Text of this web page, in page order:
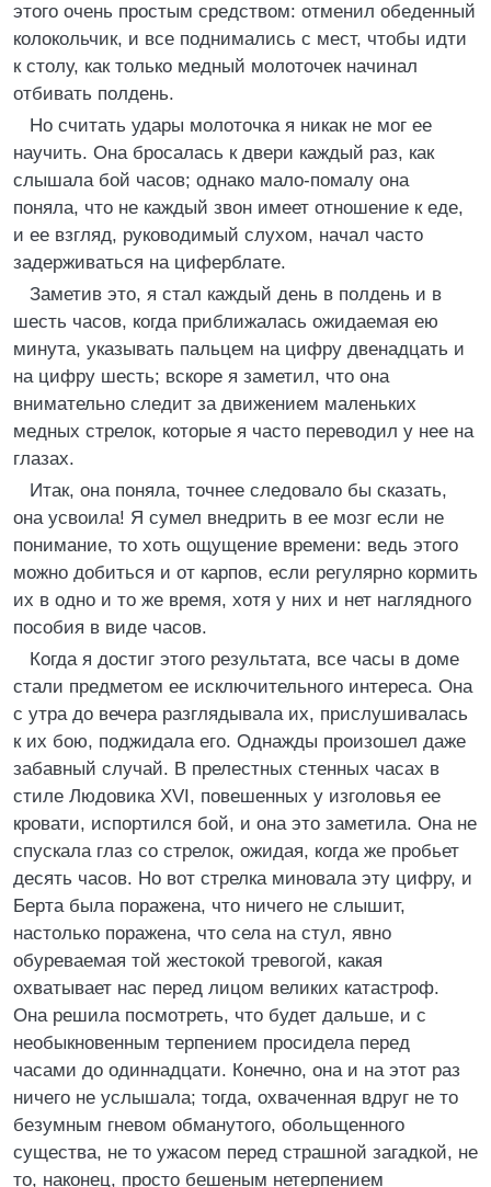
этого очень простым средством: отменил обеденный
колокольчик, и все поднимались с мест, чтобы идти
к столу, как только медный молоточек начинал
отбивать полдень.
Но считать удары молоточка я никак не мог ее
научить. Она бросалась к двери каждый раз, как
слышала бой часов; однако мало-помалу она
поняла, что не каждый звон имеет отношение к еде,
и ее взгляд, руководимый слухом, начал часто
задерживаться на циферблате.
Заметив это, я стал каждый день в полдень и в
шесть часов, когда приближалась ожидаемая ею
минута, указывать пальцем на цифру двенадцать и
на цифру шесть; вскоре я заметил, что она
внимательно следит за движением маленьких
медных стрелок, которые я часто переводил у нее на
глазах.
Итак, она поняла, точнее следовало бы сказать,
она усвоила! Я сумел внедрить в ее мозг если не
понимание, то хоть ощущение времени: ведь этого
можно добиться и от карпов, если регулярно кормить
их в одно и то же время, хотя у них и нет наглядного
пособия в виде часов.
Когда я достиг этого результата, все часы в доме
стали предметом ее исключительного интереса. Она
с утра до вечера разглядывала их, прислушивалась
к их бою, поджидала его. Однажды произошел даже
забавный случай. В прелестных стенных часах в
стиле Людовика XVI, повешенных у изголовья ее
кровати, испортился бой, и она это заметила. Она не
спускала глаз со стрелок, ожидая, когда же пробьет
десять часов. Но вот стрелка миновала эту цифру, и
Берта была поражена, что ничего не слышит,
настолько поражена, что села на стул, явно
обуреваемая той жестокой тревогой, какая
охватывает нас перед лицом великих катастроф.
Она решила посмотреть, что будет дальше, и с
необыкновенным терпением просидела перед
часами до одиннадцати. Конечно, она и на этот раз
ничего не услышала; тогда, охваченная вдруг не то
безумным гневом обманутого, обольщенного
существа, не то ужасом перед страшной загадкой, не
то, наконец, просто бешеным нетерпением